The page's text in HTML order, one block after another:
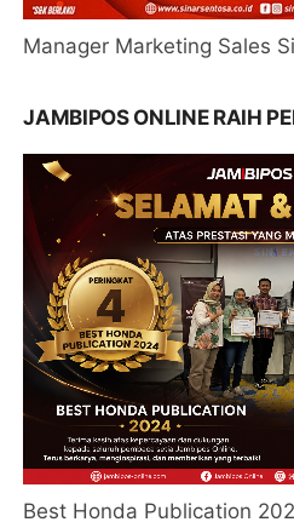
Manager Marketing Sales
JAMBIPOS ONLINE RAIH
Best Honda Publication